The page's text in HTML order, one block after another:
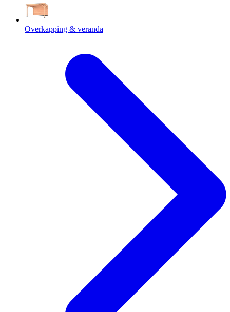
Overkapping & veranda